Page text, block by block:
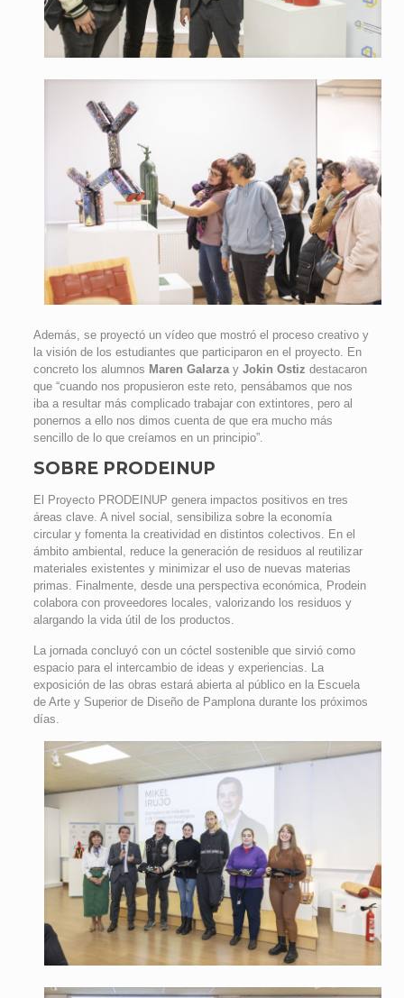
Además, se proyectó un vídeo que mostró el proceso creativo y
la visión de los estudiantes que participaron en el proyecto. En
concreto los alumnos Maren Galarzay Jokin Ostiz destacaron
que “cuando nos propusieron este reto, pensábamos que nos
iba a resultar más complicado trabajar con extintores, pero al
ponernos a ello nos dimos cuenta de que era mucho más
sencillo de lo que creíamos en un principio”.
SOBRE PRODEINUP
El Proyecto PRODEINUP genera impactos positivos en tres
áreas clave. A nivel social, sensibiliza sobre la economía
circular y fomenta la creatividad en distintos colectivos. En el
ámbito ambiental, reduce la generación de residuos al reutilizar
materiales existentes y minimizar el uso de nuevas materias
primas. Finalmente, desde una perspectiva económica, Prodein
colabora con proveedores locales, valorizando los residuos y
alargando la vida útil de los productos.
La jornada concluyó con un cóctel sostenible que sirvió como
espacio para el intercambio de ideas y experiencias. La
exposición de las obras estará abierta al público en la Escuela
de Arte y Superior de Diseño de Pamplona durante los próximos
días.